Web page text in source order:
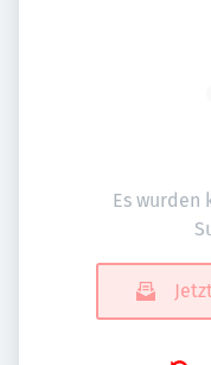
Es wurden